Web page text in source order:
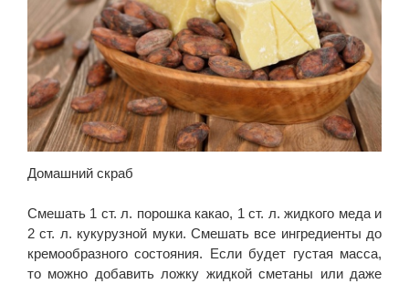
Домашний скраб
Смешать 1 ст. л. порошка какао, 1 ст. л. жидкого меда и
2 ст. л. кукурузной муки. Смешать все ингредиенты до
кремообразного состояния. Если будет густая масса,
то можно добавить ложку жидкой сметаны или даже